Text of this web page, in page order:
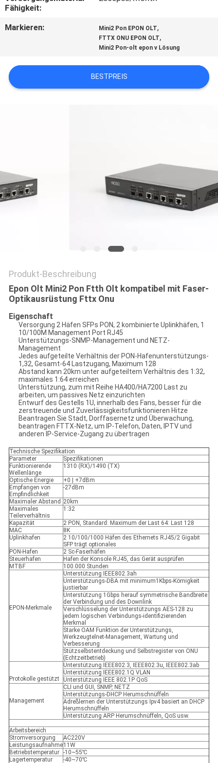
IN
VERBINDUNG
FÄLLE
BESTIMMUNGEN
Fähigkeit:
Markieren: Mini2 Pon EPON OLT,
FTTX ONU EPON OLT,
Mini2 Pon-olt epon v Lösung
BESTPREIS
Produkt-Beschreibung
Epon Olt Mini2 Pon Ftth Olt kompatibel mit Faser-
Optikausrüstung Fttx Onu
Eigenschaft
Versorgung 2 Häfen SFPs PON, 2 kombinierte Uplinkhäfen, 1
10/100M Management Port RJ45
Unterstützungs-SNMP-Management und NETZ-
Management
Jedes aufgeteilte Verhältnis der PON-Hafenunterstützungs-
1,32, Gesamt-64 Lastzugang, Maximum 128
Abstand kann 20km unter aufgeteiltem Verhältnis des 1:32,
maximales 1:64 erreichen
Unterstützung, zum mit Reihe HA400/HA7200 Last zu
arbeiten, um passives Netz einzurichten
Entwurf des Gestells 1U, innerhalb des Fans, besser für die
zerstreuende und Zuverlässigkeitsfunktionieren Hitze
Beantragen Sie Stadt, Dorffasernetz und Überwachung,
beantragen FTTX-Netz, um IP-Telefon, Daten, IPTV und
anderen IP-Service-Zugang zu übertragen
Technische Spezifikation
Parameter
Spezifikationen
Funktionierende
Wellenlänge
1310 (RX)/1490 (TX)
Optische Energie
+0 | +7dBm
Empfangen von
Empfindlichkeit
-27dBm
Maximaler Abstand 20km
Maximales
Teilerverhältnis
1:32
Kapazität
2 PON, Standard: Maximum der Last 64: Last 128
MAC
8K
Uplinkhafen
2 10/100/1000 Häfen des Ethernets RJ45/2 Gigabit
SFP trägt optionales
PON-Hafen
2 Sc-Faserhäfen
Steuerhafen
Hafen der Konsole RJ45, das Gerät ausprüfen
MTBF
100.000 Stunden
EPON-Merkmale
Unterstützung IEEE802.3ah
Unterstützungs-DBA mit minimum1Kbps-Körnigkeit
justierbar
Unterstützung 1Gbps herauf symmetrische Bandbreite
der Verbindung und des Downlink
Verschlüsselung der Unterstützungs AES-128 zu
jedem logischen Verbindungs-identifizierenden
Merkmal
Starke OAM Funktion der Unterstützungs,
Werkzeugtelnet-Management, Wartung und
Verbesserung
Stützselbstentdeckung und Selbstregister von ONU
(Echtzeitbetrieb)
Protokolle gestützt
Unterstützung IEEE802.3, IEEE802.3u, IEEE802.3ab
Unterstützung IEEE802.1Q VLAN
Unterstützung IEEE 802.1P QoS
Management
CLI und GUI, SNMP, NETZ
Unterstützungs-DHCP Herumschnüffeln
Adreßlernen der Unterstützungs Ipv4 basiert an DHCP
Herumschnüffeln
Unterstützung ARP Herumschnüffeln, QoS usw.
Arbeitsbereich
Stromversorgung
AC220V
Leistungsaufnahme11W
Betriebstemperatur -10~55℃
Lagertemperatur
-40~70℃